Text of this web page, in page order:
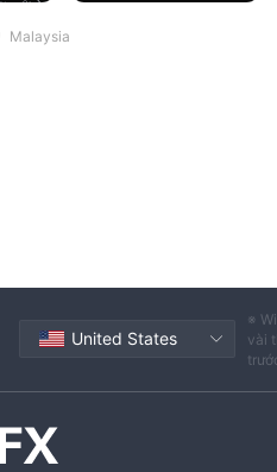
Malaysia
United States
※
vài